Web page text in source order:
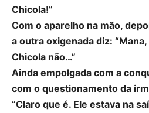
Chicola!”
Com o aparelho na mão,
a outra oxigenada diz:
Chicola não…”
Ainda empolgada com a
com o questionamento da
“Claro que é. Ele estava na